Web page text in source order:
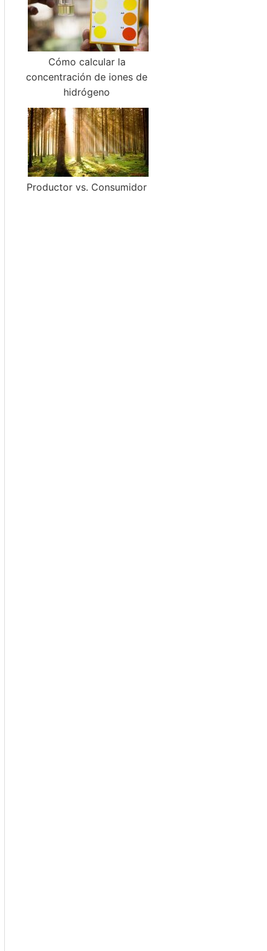
Cómo calcular la
concentración de iones de
hidrógeno
Productor vs. Consumidor